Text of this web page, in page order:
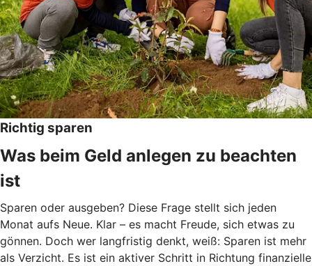
Richtig sparen
Was beim Geld anlegen zu beachten
ist
Sparen oder ausgeben? Diese Frage stellt sich jeden
Monat aufs Neue. Klar – es macht Freude, sich etwas zu
gönnen. Doch wer langfristig denkt, weiß: Sparen ist mehr
als Verzicht. Es ist ein aktiver Schritt in Richtung finanzielle